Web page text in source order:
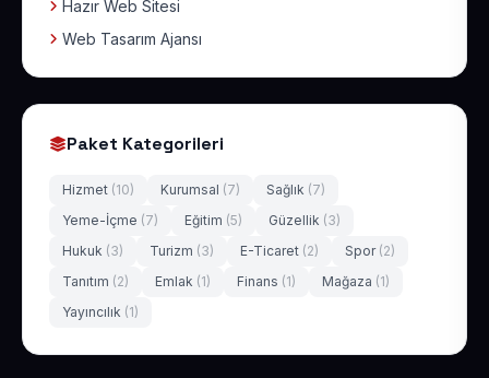
Hazır Web Sitesi
Web Tasarım Ajansı
Paket Kategorileri
Hizmet (10) Kurumsal (7) Sağlık (7)
Yeme-İçme (7) Eğitim (5) Güzellik (3)
Hukuk (3) Turizm (3) E-Ticaret (2) Spor (2)
Tanıtım (2) Emlak (1) Finans (1) Mağaza (1)
Yayıncılık (1)